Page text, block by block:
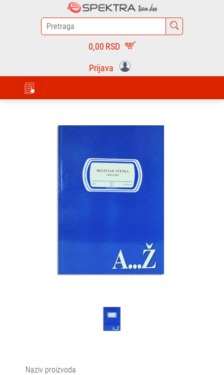
0,00 RSD
Prijava
Naziv proizvoda